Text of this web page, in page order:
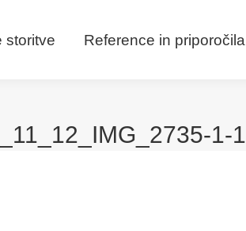
storitve Reference in priporočila
1-1